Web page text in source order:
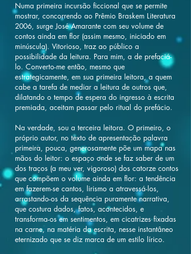
Numa primeira incursão ficcional que se permite
mostrar, concorrendo ao Prêmio Braskem Literatura
2006, surge José Amarante com seu volume de
contos ainda em flor (assim mesmo, iniciado em
minúscula). Vitorioso, traz ao público a
possibilidade da leitura. Para mim, a de prefaciá-
lo. Converto-me então, mesmo que
estrategicamente, em sua primeira leitora, a quem
cabe a tarefa de mediar a leitura de outros que,
dilatando o tempo de espera do ingresso à escrita
premiada, aceitam passar pelo ritual do prefácio.
Na verdade, sou a terceira leitora. O primeiro, o
próprio autor, no texto de apresentação palavra
primeira, pouca, generosamente põe um mapa nas
mãos do leitor: o espaço onde se faz saber de um
dos traços (a meu ver, vigoroso) dos catorze contos
que compõem o volume ainda em flor: a tendência
em fazerem-se cantos, lirismo a atravessá-los,
arrastando-os da sequência puramente narrativa,
que costura dados, fatos, acontecidos, e
transforma-os em sentimentos, em cicatrizes fixadas
na carne, na matéria da escrita, nesse instantâneo
eternizado que se diz marca de um estilo lírico.